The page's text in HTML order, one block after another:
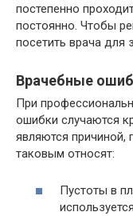
постепенно
постоянно. Чтобы
посетить врача для
Врачебные
При
ошибки случаются
являются причиной,
таковым относят:
Пустоты в